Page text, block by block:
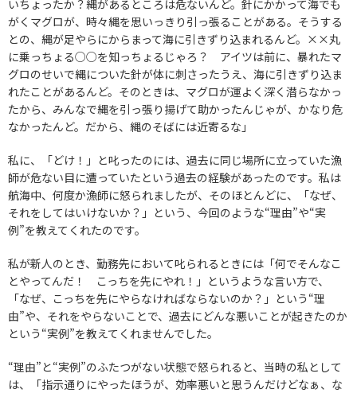
いちょったか？縄があるところは危ないんど。針にかかって海でも
がくマグロが、時々縄を思いっきり引っ張ることがある。そうする
との、縄が足やらにからまって海に引きずり込まれるんど。××丸
に乗っちょる○○を知っちょるじゃろ？ アイツは前に、暴れたマ
グロのせいで縄についた針が体に刺さったうえ、海に引きずり込ま
れたことがあるんど。そのときは、マグロが運よく深く潜らなかっ
たから、みんなで縄を引っ張り揚げて助かったんじゃが、かなり危
なかったんど。だから、縄のそばには近寄るな」
私に、「どけ！」と叱ったのには、過去に同じ場所に立っていた漁
師が危ない目に遭っていたという過去の経験があったのです。私は
航海中、何度か漁師に怒られましたが、そのほとんどに、「なぜ、
それをしてはいけないか？」という、今回のような“理由”や“実
例”を教えてくれたのです。
私が新人のとき、勤務先において叱られるときには「何でそんなこ
とやってんだ！ こっちを先にやれ！」というような言い方で、
「なぜ、こっちを先にやらなければならないのか？」という“理
由”や、それをやらないことで、過去にどんな悪いことが起きたのか
という“実例”を教えてくれませんでした。
“理由”と“実例”のふたつがない状態で怒られると、当時の私として
は、「指示通りにやったほうが、効率悪いと思うんだけどなぁ、な